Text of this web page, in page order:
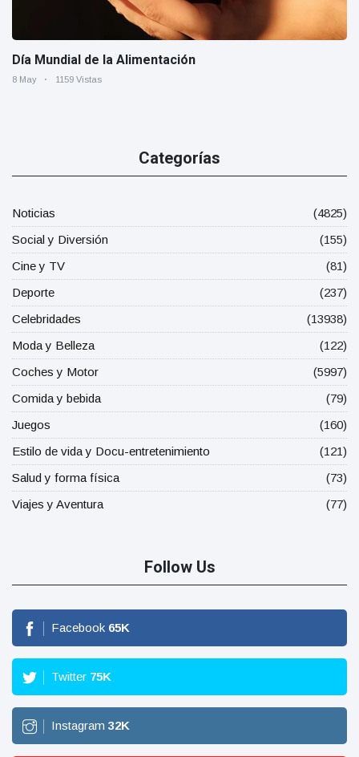
Día Mundial de la Alimentación
8 May 1159 Vistas
Categorías
Noticias
(4825)
Social y Diversión
(155)
Cine y TV
(81)
Deporte
(237)
Celebridades
(13938)
Moda y Belleza
(122)
Coches y Motor
(5997)
Comida y bebida
(79)
Juegos
(160)
Estilo de vida y Docu-entretenimiento
(121)
Salud y forma física
(73)
Viajes y Aventura
(77)
Follow Us
Facebook 65K
Twitter 75K
Instagram 32K